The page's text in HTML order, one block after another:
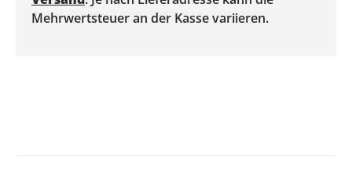
Mehrwertsteuer an der Kasse variieren.